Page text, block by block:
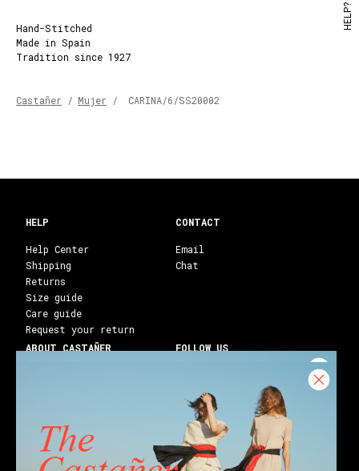
Hand-Stitched
Made in Spain
Tradition since 1927
Castañer / Mujer / CARINA/6/SS20002
CONTACT
Email
Chat
HELP
Help Center
Shipping
Returns
Size guide
Care guide
Request your return
ABOUT CASTAÑER
Franchises
Stores
Castañer Society
FOLLOW US
Facebook
Youtube
Blog
HELP?